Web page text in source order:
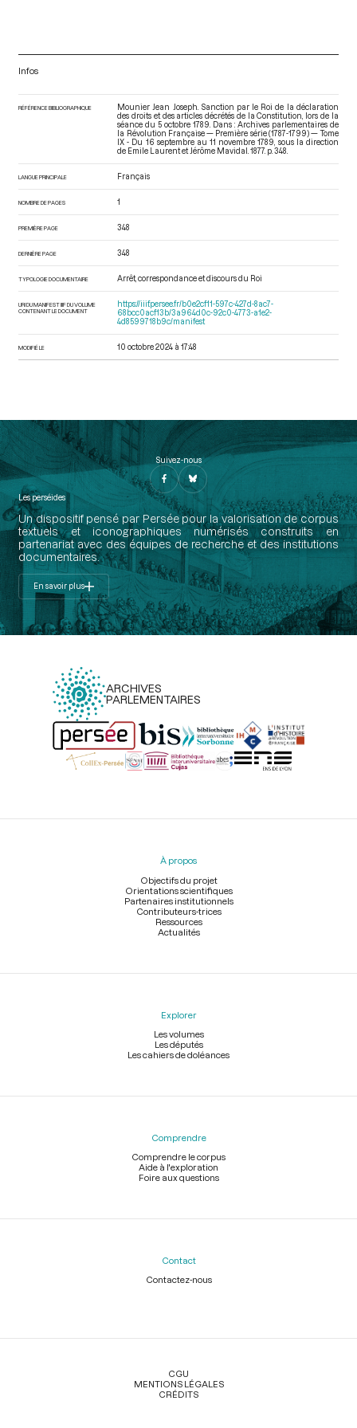
Infos
RÉFÉRENCE BIBLIOGRAPHIQUE
Mounier Jean Joseph. Sanction par le Roi de la déclaration
des droits et des articles décrétés de la Constitution, lors de la
séance du 5 octobre 1789. Dans : Archives parlementaires de
la Révolution Française — Première série (1787-1799) — Tome
IX - Du 16 septembre au 11 novembre 1789 , sous la direction
de Emile Laurent et Jérôme Mavidal. 1877. p. 348.
LANGUE PRINCIPALE Français
NOMBRE DE PAGES 1
PREMIÈRE PAGE 348
DERNIÈRE PAGE 348
TYPOLOGIE DOCUMENTAIRE Arrêt, correspondance et discours du Roi
URI DU MANIFEST IIIF DU VOLUME
CONTENANT LE DOCUMENT
https://iiif.persee.fr/b0e2cf11-597c-427d-8ac7-
68bcc0acf13b/3a964d0c-92c0-4773-a1e2-
4d8599718b9c/manifest
MODIFIÉ LE 10 octobre 2024 à 17:48
Suivez-nous
Les perséides
Un dispositif pensé par Persée pour la valorisation de corpus
textuels et iconographiques numérisés construits en
partenariat avec des équipes de recherche et des institutions
documentaires.
En savoir plus
ARCHIVES
PARLEMENTAIRES
Menu
À propos
Objectifs du projet
Orientations scientifiques
Partenaires institutionnels
Contributeurs-trices
Ressources
Actualités
Explorer
Les volumes
Les députés
Les cahiers de doléances
Comprendre
Comprendre le corpus
Aide à l'exploration
Foire aux questions
Contact
Contactez-nous
Légal
CGU
MENTIONS LÉGALES
CRÉDITS